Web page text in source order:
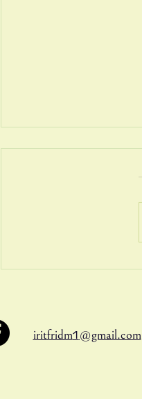
iritfridm1@gmail.com